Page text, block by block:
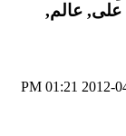
01:21 PM